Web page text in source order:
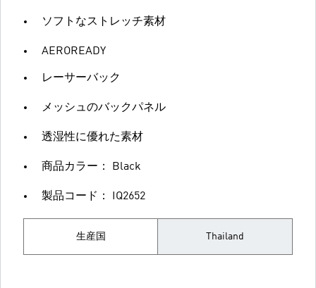
ソフトなストレッチ素材
AEROREADY
レーサーバック
メッシュのバックパネル
透湿性に優れた素材
商品カラー： Black
製品コード： IQ2652
生産国 Thailand